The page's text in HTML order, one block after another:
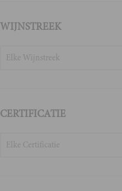
WIJNSTREEK
Elke Wijnstreek
CERTIFICATIE
Elke Certificatie